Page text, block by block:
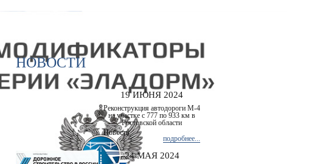
НОВОСТИ
19 ИЮНЯ 2024
Реконструкция автодороги М-4
на участке с 777 по 933 км в
Ростовской области
Новость
подробнее...
24 МАЯ 2024